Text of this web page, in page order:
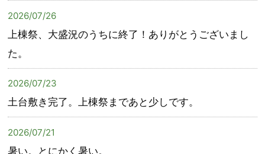
2026/07/26
上棟祭、大盛況のうちに終了！ありがとうございまし
た。
2026/07/23
土台敷き完了。上棟祭まであと少しです。
2026/07/21
暑い。とにかく暑い。